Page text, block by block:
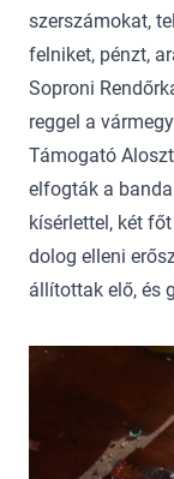
szerszámokat,
felniket, pénzt,
Soproni
reggel a
Támogató
elfogták a
kísérlettel, két
dolog elleni
állítottak elő, és